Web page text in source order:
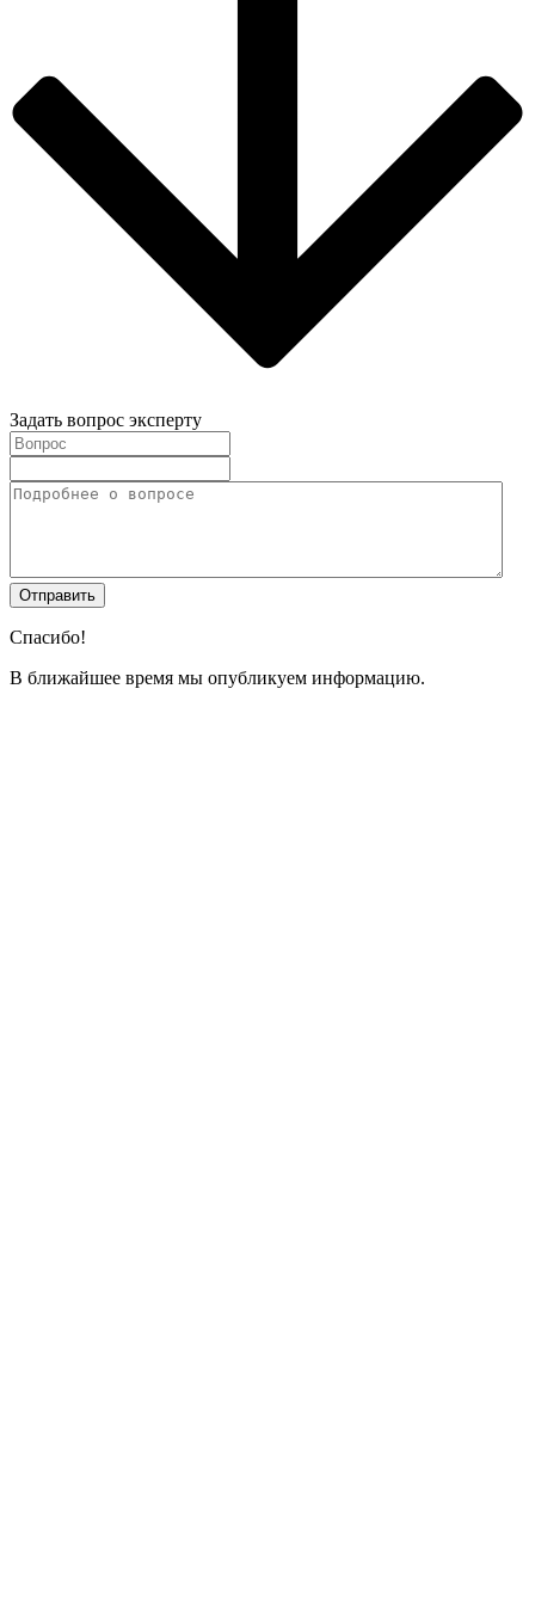
Задать вопрос эксперту
Спасибо!
В ближайшее время мы опубликуем информацию.